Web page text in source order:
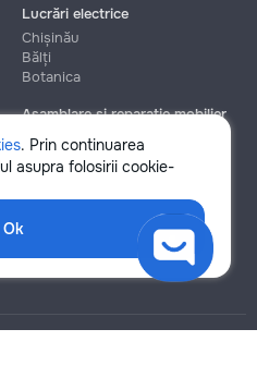
. Prin continuarea
asupra folosirii cookie-
Ok
Lucrări electrice
Chișinău
Bălți
Botanica
Asamblare și reparație mobilier
Chișinău
Botanica